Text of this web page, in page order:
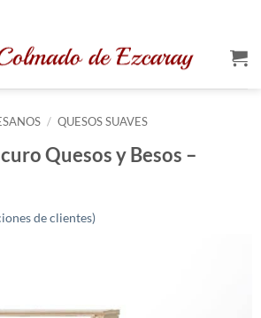
/ QUESOS SUAVES
Quesos y Besos –
de clientes)